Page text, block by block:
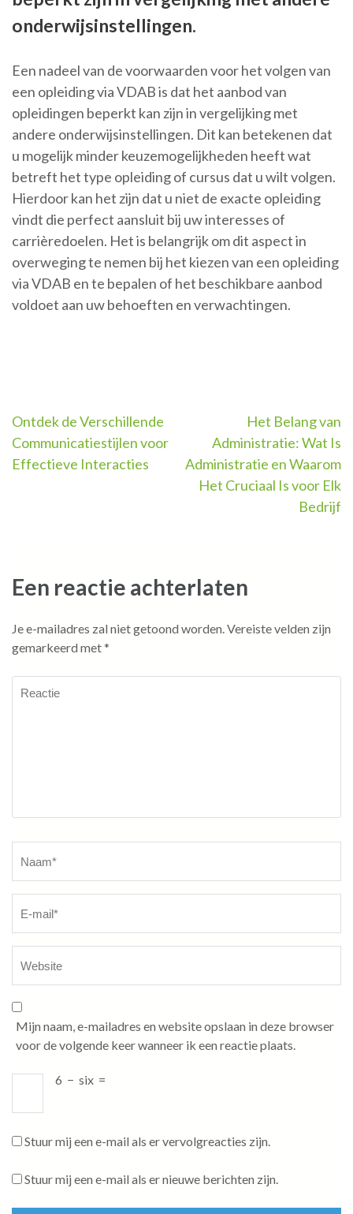
onderwijsinstellingen.
Een nadeel van de voorwaarden voor het volgen van
een opleiding via VDAB is dat het aanbod van
opleidingen beperkt kan zijn in vergelijking met
andere onderwijsinstellingen. Dit kan betekenen dat
u mogelijk minder keuzemogelijkheden heeft wat
betreft het type opleiding of cursus dat u wilt volgen.
Hierdoor kan het zijn dat u niet de exacte opleiding
vindt die perfect aansluit bij uw interesses of
carrièredoelen. Het is belangrijk om dit aspect in
overweging te nemen bij het kiezen van een opleiding
via VDAB en te bepalen of het beschikbare aanbod
voldoet aan uw behoeften en verwachtingen.
Berichtnavigatie
Ontdek de Verschillende
Communicatiestijlen voor
Effectieve Interacties
Het Belang van
Administratie: Wat Is
Administratie en Waarom
Het Cruciaal Is voor Elk
Bedrijf
Een reactie achterlaten
Je e-mailadres zal niet getoond worden.Vereiste velden zijn
gemarkeerd met*
Mijn naam, e-mailadres en website opslaan in deze browser
voor de volgende keer wanneer ik een reactie plaats.
6 − six =
Stuur mij een e-mail als er vervolgreacties zijn.
Stuur mij een e-mail als er nieuwe berichten zijn.